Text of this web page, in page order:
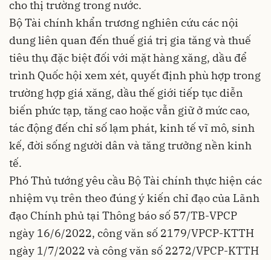
cho thị trường trong nước.
Bộ Tài chính khẩn trương nghiên cứu các nội
dung liên quan đến thuế giá trị gia tăng và thuế
tiêu thụ đặc biệt đối với mặt hàng xăng, dầu để
trình Quốc hội xem xét, quyết định phù hợp trong
trường hợp giá xăng, dầu thế giới tiếp tục diễn
biến phức tạp, tăng cao hoặc vẫn giữ ở mức cao,
tác động đến chỉ số lạm phát, kinh tế vĩ mô, sinh
kế, đời sống người dân và tăng trưởng nền kinh
tế.
Phó Thủ tướng yêu cầu Bộ Tài chính thực hiện các
nhiệm vụ trên theo đúng ý kiến chỉ đạo của Lãnh
đạo Chính phủ tại Thông báo số 57/TB-VPCP
ngày 16/6/2022, công văn số 2179/VPCP-KTTH
ngày 1/7/2022 và công văn số 2272/VPCP-KTTH